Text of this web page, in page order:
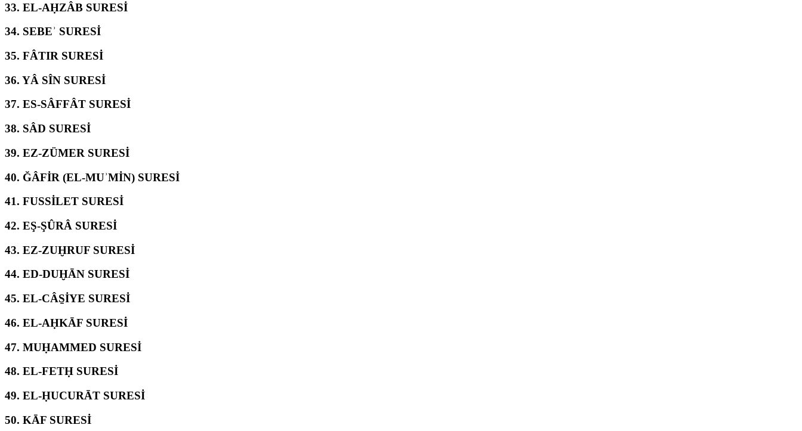
33. EL-AḤZÂB SURESİ
34. SEBEʾ SURESİ
35. FÂTIR SURESİ
36. YÂ SÎN SURESİ
37. ES-SÂFFÂT SURESİ
38. SÂD SURESİ
39. EZ-ZÜMER SURESİ
40. ĞÂFİR (EL-MUʾMİN) SURESİ
41. FUSSİLET SURESİ
42. EŞ-ŞÛRÂ SURESİ
43. EZ-ZUḪRUF SURESİ
44. ED-DUḪĀN SURESİ
45. EL-CÂS̱İYE SURESİ
46. EL-AḤKĀF SURESİ
47. MUḤAMMED SURESİ
48. EL-FETḤ SURESİ
49. EL-ḤUCURĀT SURESİ
50. KĀF SURESİ